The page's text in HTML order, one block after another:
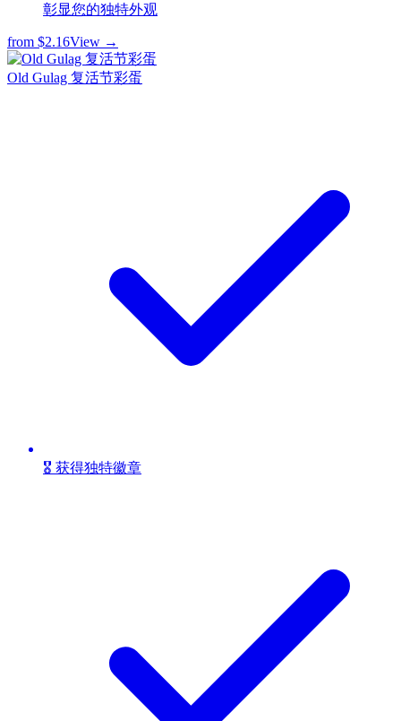
彰显您的独特外观
from $2.16View →
Old Gulag 复活节彩蛋
🎖️ 获得独特徽章